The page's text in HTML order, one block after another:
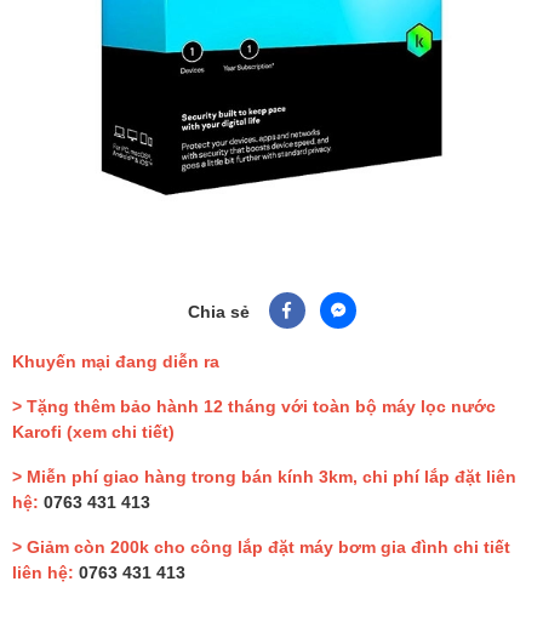
Chia sẻ
Khuyến mại đang diễn ra
> Tặng thêm bảo hành 12 tháng với toàn bộ máy lọc nước
Karofi (xem chi tiết)
> Miễn phí giao hàng trong bán kính 3km, chi phí lắp đặt liên
hệ: 0763 431 413
> Giảm còn 200k cho công lắp đặt máy bơm gia đình chi tiết
liên hệ: 0763 431 413